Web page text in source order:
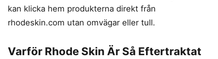
kan klicka hem produkterna direkt från
rhodeskin.com utan omvägar eller tull.
Varför Rhode Skin Är Så Eftertraktat